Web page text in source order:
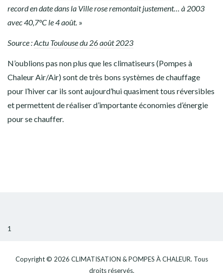
record en date dans la Ville rose remontait justement… à 2003
avec 40,7°C le 4 août. »
Source :Actu Toulouse du 26 août 2023
N’oublions pas non plus que les climatiseurs (Pompes à
Chaleur Air/Air) sont de très bons systèmes de chauffage
pour l’hiver car ils sont aujourd’hui quasiment tous réversibles
et permettent de réaliser d’importante économies d’énergie
pour se chauffer.
1
Copyright © 2026 CLIMATISATION & POMPES À CHALEUR. Tous
droits réservés.